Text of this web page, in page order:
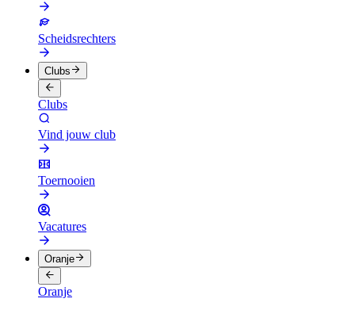
Scheidsrechters
Clubs
Clubs
Vind jouw club
Toernooien
Vacatures
Oranje
Oranje